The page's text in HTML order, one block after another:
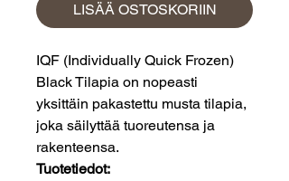
LISÄÄ OSTOSKORIIN
IQF (Individually Quick Frozen)
Black Tilapia on nopeasti
yksittäin pakastettu musta tilapia,
joka säilyttää tuoreutensa ja
rakenteensa.
Tuotetiedot: